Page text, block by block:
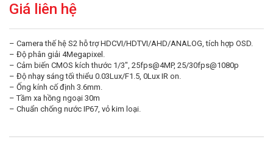
Giá liên hệ
– Camera thế hệ S2 hỗ trợ HDCVI/HDTVI/AHD/ANALOG, tích hợp OSD.
– Độ phân giải 4Megapixel.
– Cảm biến CMOS kích thước 1/3″, 25fps@4MP, 25/30fps@1080p
– Độ nhạy sáng tối thiểu 0.03Lux/F1.5, 0Lux IR on.
– Ống kính cố định 3.6mm.
– Tầm xa hồng ngoại 30m
– Chuẩn chống nước IP67, vỏ kim loại.